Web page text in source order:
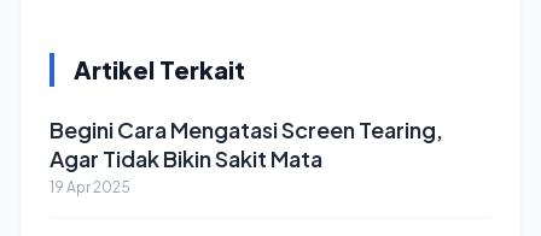
Artikel Terkait
Begini Cara Mengatasi Screen Tearing,
Agar Tidak Bikin Sakit Mata
19 Apr 2025